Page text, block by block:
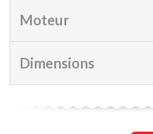
Moteur
Dimensions